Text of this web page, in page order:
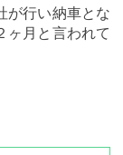
が行い納車とな
ヶ月と言われて